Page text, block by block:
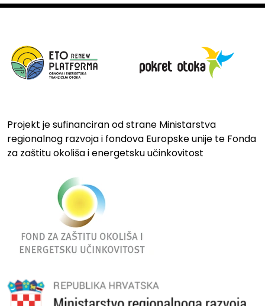
Projekt je sufinanciran od strane Ministarstva
regionalnog razvoja i fondova Europske unije te Fonda
za zaštitu okoliša i energetsku učinkovitost